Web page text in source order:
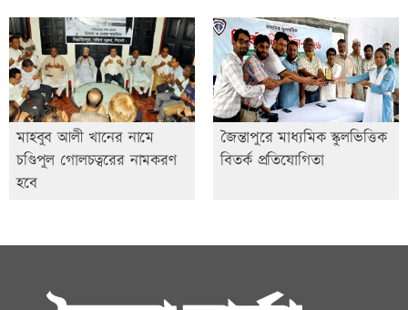
মাহবুব আলী খানের নামে
চণ্ডিপুল গোলচত্বরের নামকরণ
হবে
জৈন্তাপুরে মাধ্যমিক স্কুলভিত্তিক
বিতর্ক প্রতিযোগিতা